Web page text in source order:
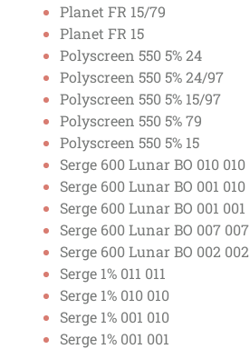
Planet FR 15/79
Planet FR 15
Polyscreen 550 5% 24
Polyscreen 550 5% 24/97
Polyscreen 550 5% 15/97
Polyscreen 550 5% 79
Polyscreen 550 5% 15
Serge 600 Lunar BO 010 010
Serge 600 Lunar BO 001 010
Serge 600 Lunar BO 001 001
Serge 600 Lunar BO 007 007
Serge 600 Lunar BO 002 002
Serge 1% 011 011
Serge 1% 010 010
Serge 1% 001 010
Serge 1% 001 001